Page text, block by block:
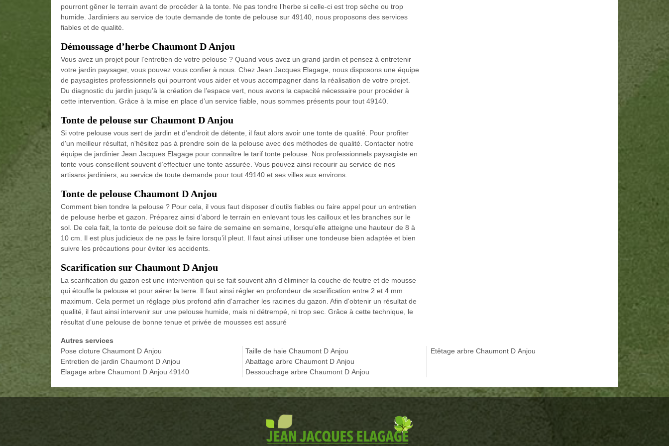
pourront gêner le terrain avant de procéder à la tonte. Ne pas tondre l’herbe si celle-ci est trop sèche ou trop
humide. Jardiniers au service de toute demande de tonte de pelouse sur 49140, nous proposons des services
fiables et de qualité.
Démoussage d’herbe Chaumont D Anjou
Vous avez un projet pour l’entretien de votre pelouse ? Quand vous avez un grand jardin et pensez à entretenir
votre jardin paysager, vous pouvez vous confier à nous. Chez Jean Jacques Elagage, nous disposons une équipe
de paysagistes professionnels qui pourront vous aider et vous accompagner dans la réalisation de votre projet.
Du diagnostic du jardin jusqu’à la création de l’espace vert, nous avons la capacité nécessaire pour procéder à
cette intervention. Grâce à la mise en place d’un service fiable, nous sommes présents pour tout 49140.
Tonte de pelouse sur Chaumont D Anjou
Si votre pelouse vous sert de jardin et d’endroit de détente, il faut alors avoir une tonte de qualité. Pour profiter
d'un meilleur résultat, n'hésitez pas à prendre soin de la pelouse avec des méthodes de qualité. Contacter notre
équipe de jardinier Jean Jacques Elagage pour connaître le tarif tonte pelouse. Nos professionnels paysagiste en
tonte vous conseillent souvent d’effectuer une tonte assurée. Vous pouvez ainsi recourir au service de nos
artisans jardiniers, au service de toute demande pour tout 49140 et ses villes aux environs.
Tonte de pelouse Chaumont D Anjou
Comment bien tondre la pelouse ? Pour cela, il vous faut disposer d’outils fiables ou faire appel pour un entretien
de pelouse herbe et gazon. Préparez ainsi d’abord le terrain en enlevant tous les cailloux et les branches sur le
sol. De cela fait, la tonte de pelouse doit se faire de semaine en semaine, lorsqu’elle atteigne une hauteur de 8 à
10 cm. Il est plus judicieux de ne pas le faire lorsqu’il pleut. Il faut ainsi utiliser une tondeuse bien adaptée et bien
suivre les précautions pour éviter les accidents.
Scarification sur Chaumont D Anjou
La scarification du gazon est une intervention qui se fait souvent afin d'éliminer la couche de feutre et de mousse
qui étouffe la pelouse et pour aérer la terre. Il faut ainsi régler en profondeur de scarification entre 2 et 4 mm
maximum. Cela permet un réglage plus profond afin d'arracher les racines du gazon. Afin d'obtenir un résultat de
qualité, il faut ainsi intervenir sur une pelouse humide, mais ni détrempé, ni trop sec. Grâce à cette technique, le
résultat d’une pelouse de bonne tenue et privée de mousses est assuré
Autres services
Pose cloture Chaumont D Anjou
Entretien de jardin Chaumont D Anjou
Elagage arbre Chaumont D Anjou 49140
Taille de haie Chaumont D Anjou
Abattage arbre Chaumont D Anjou
Dessouchage arbre Chaumont D Anjou
Etêtage arbre Chaumont D Anjou